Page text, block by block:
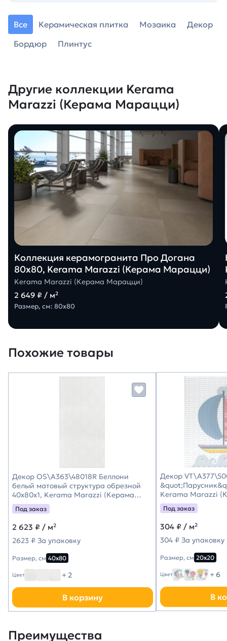
Все Керамическая плитка Мозаика
Декор
Бордюр
Плинтус
Другие коллекции Kerama
Marazzi (Керама Марацци)
Коллекция керамогранита Про Догана
80х80, Kerama Marazzi (Керама Марацци)
Kerama Marazzi (Керама Марацци)
2 649 ₽ / м²
Размер, см: 80х80
Похожие товары
Декор OS\A363\48018R Беллони
белый матовый структура обрезной
40x80x1, Kerama Marazzi (Керама
Марацци)
Под заказ
2 623 ₽ / м²
2623 ₽ За упаковку
Размер, см 40х80
Цвет + 2
В корзину
Декор
Kerama Marazzi
Под заказ
304 ₽ / м²
304 ₽ За упаковку
Размер, см 20х20
Цвет + 6
В
Преимущества